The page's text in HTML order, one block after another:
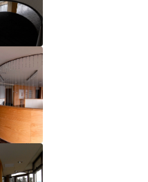
de Graduación
Derecho, LLM 2025